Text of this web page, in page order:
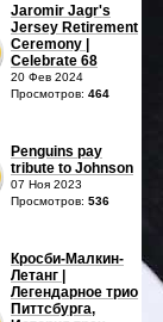
Jaromir Jagr's
Jersey Retirement
Ceremony |
Celebrate 68
20 Фев 2024
Просмотров: 464
Penguins pay
tribute to Johnson
07 Ноя 2023
Просмотров: 536
Кросби-Малкин-
Летанг |
Легендарное трио
Питтсбурга,